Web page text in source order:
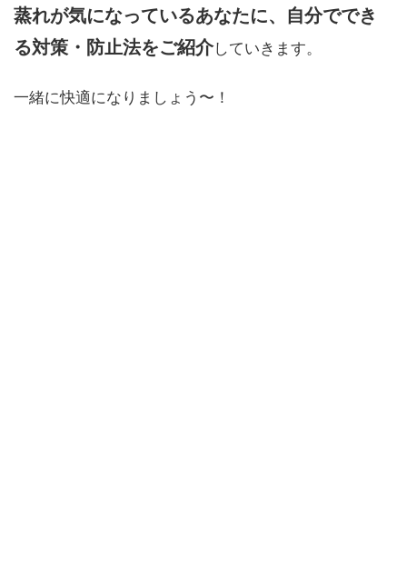
蒸れが気になっているあなたに、自分ででき
る対策・防止法をご紹介していきます。
一緒に快適になりましょう〜！